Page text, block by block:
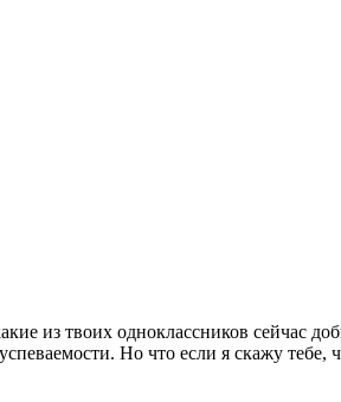
из твоих одноклассников сейчас
Но что если я скажу тебе,